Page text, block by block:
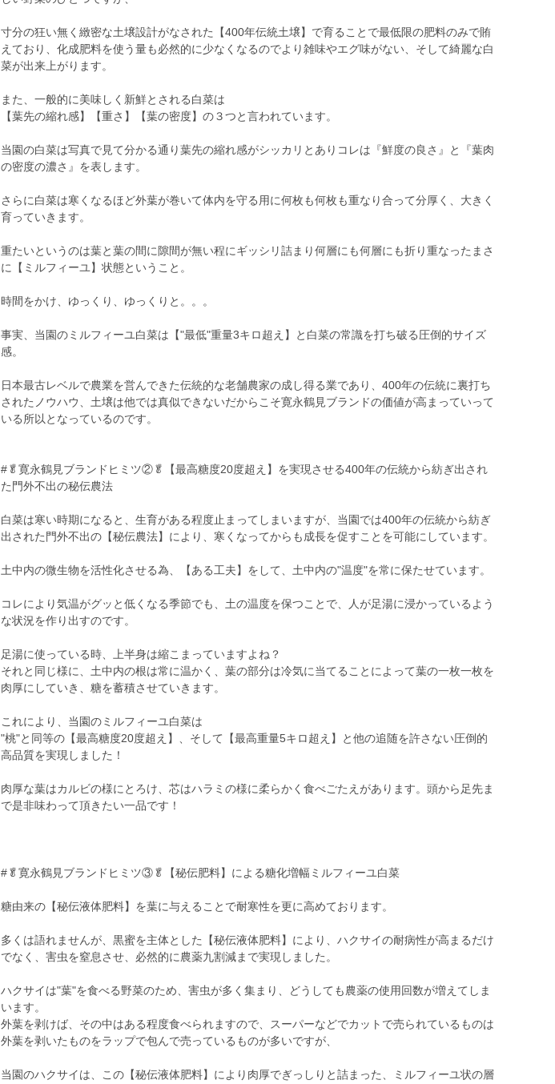
寸分の狂い無く緻密な土壌設計がなされた【400年伝統土壌】で育ることで最低限の肥料のみで賄
えており、化成肥料を使う量も必然的に少なくなるのでより雑味やエグ味がない、そして綺麗な白
菜が出来上がります。
また、一般的に美味しく新鮮とされる白菜は
【葉先の縮れ感】【重さ】【葉の密度】の３つと言われています。
当園の白菜は写真で見て分かる通り葉先の縮れ感がシッカリとありコレは『鮮度の良さ』と『葉肉
の密度の濃さ』を表します。
さらに白菜は寒くなるほど外葉が巻いて体内を守る用に何枚も何枚も重なり合って分厚く、大きく
育っていきます。
重たいというのは葉と葉の間に隙間が無い程にギッシリ詰まり何層にも何層にも折り重なったまさ
に【ミルフィーユ】状態ということ。
時間をかけ、ゆっくり、ゆっくりと。。。
事実、当園のミルフィーユ白菜は【"最低"重量3キロ超え】と白菜の常識を打ち破る圧倒的サイズ
感。
日本最古レベルで農業を営んできた伝統的な老舗農家の成し得る業であり、400年の伝統に裏打ち
されたノウハウ、土壌は他では真似できないだからこそ寛永鶴見ブランドの価値が高まっていって
いる所以となっているのです。
#🥬寛永鶴見ブランドヒミツ②🥬【最高糖度20度超え】を実現させる400年の伝統から紡ぎ出され
た門外不出の秘伝農法
白菜は寒い時期になると、生育がある程度止まってしまいますが、当園では400年の伝統から紡ぎ
出された門外不出の【秘伝農法】により、寒くなってからも成長を促すことを可能にしています。
土中内の微生物を活性化させる為、【ある工夫】をして、土中内の"温度"を常に保たせています。
コレにより気温がグッと低くなる季節でも、土の温度を保つことで、人が足湯に浸かっているよう
な状況を作り出すのです。
足湯に使っている時、上半身は縮こまっていますよね？
それと同じ様に、土中内の根は常に温かく、葉の部分は冷気に当てることによって葉の一枚一枚を
肉厚にしていき、糖を蓄積させていきます。
これにより、当園のミルフィーユ白菜は
"桃"と同等の【最高糖度20度超え】、そして【最高重量5キロ超え】と他の追随を許さない圧倒的
高品質を実現しました！
肉厚な葉はカルビの様にとろけ、芯はハラミの様に柔らかく食べごたえがあります。頭から足先ま
で是非味わって頂きたい一品です！
#🥬寛永鶴見ブランドヒミツ③🥬【秘伝肥料】による糖化増幅ミルフィーユ白菜
糖由来の【秘伝液体肥料】を葉に与えることで耐寒性を更に高めております。
多くは語れませんが、黒蜜を主体とした【秘伝液体肥料】により、ハクサイの耐病性が高まるだけ
でなく、害虫を窒息させ、必然的に農薬九割減まで実現しました。
ハクサイは"葉"を食べる野菜のため、害虫が多く集まり、どうしても農薬の使用回数が増えてしま
います。
外葉を剥けば、その中はある程度食べられますので、スーパーなどでカットで売られているものは
外葉を剥いたものをラップで包んで売っているものが多いですが、
当園のハクサイは、この【秘伝液体肥料】により肉厚でぎっしりと詰まった、ミルフィーユ状の層